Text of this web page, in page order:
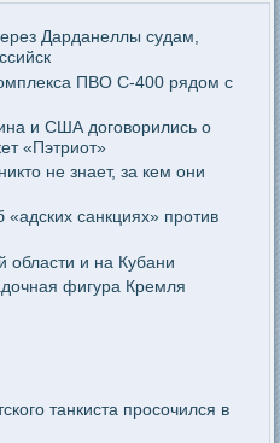
Дарданеллы судам,
ПВО С-400 рядом с
и США договорились о
«Пэтриот»
не знает, за кем они
санкциях» против
области и на Кубани
фигура Кремля
танкиста просочился в